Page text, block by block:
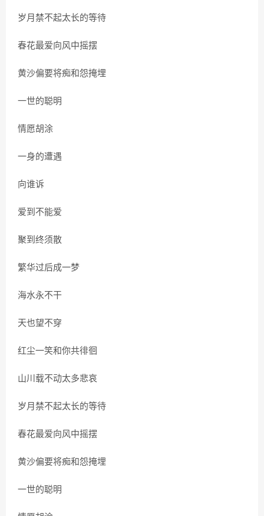
岁月禁不起太长的等待
春花最爱向风中摇摆
黄沙偏要将痴和怨掩埋
一世的聪明
情愿胡涂
一身的遭遇
向谁诉
爱到不能爱
聚到终须散
繁华过后成一梦
海水永不干
天也望不穿
红尘一笑和你共徘徊
山川载不动太多悲哀
岁月禁不起太长的等待
春花最爱向风中摇摆
黄沙偏要将痴和怨掩埋
一世的聪明